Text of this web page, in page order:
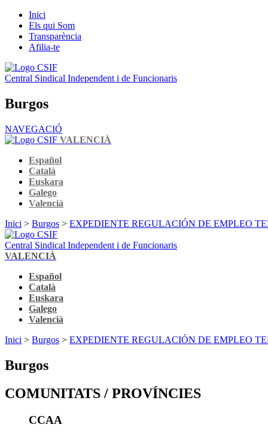
Inici
Els qui Som
Transparència
Afilia-te
Central Sindical Independent i de Funcionaris
Burgos
NAVEGACIÓ
VALENCIÀ
Español
Català
Euskara
Galego
Valencià
Inici > Burgos > EXPEDIENTE REGULACIÓN DE EMPLEO
Central Sindical Independent i de Funcionaris
VALENCIÀ
Español
Català
Euskara
Galego
Valencià
Inici > Burgos > EXPEDIENTE REGULACIÓN DE EMPLEO
Burgos
COMUNITATS / PROVÍNCIES
CCAA